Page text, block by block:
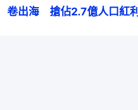
卷出海　搶佔2.7億人口紅利